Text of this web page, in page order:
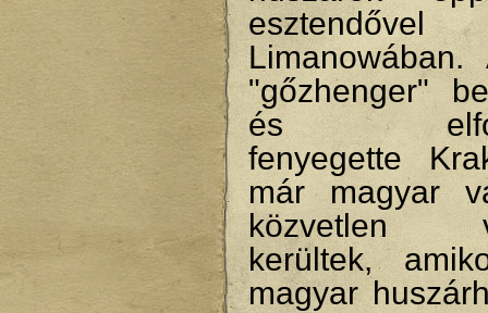
"gőzhenger"
és
fenyegette
már magyar
közvetlen
kerültek,
magyar